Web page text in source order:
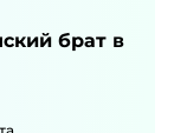
брат в